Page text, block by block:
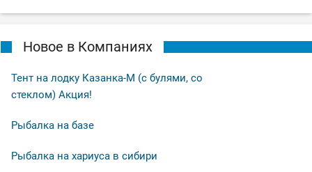
Новое в Компаниях
Тент на лодку Казанка-М (с булями, со
стеклом) Акция!
Рыбалка на базе
Рыбалка на хариуса в сибири